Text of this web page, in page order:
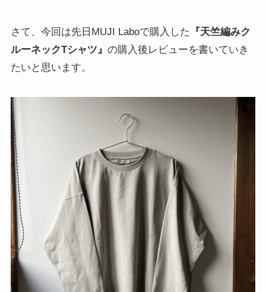
さて、今回は先日MUJI Laboで購入した 『天竺編みク
ルーネックTシャツ 』 の購入後レビューを書いていき
たいと思います。